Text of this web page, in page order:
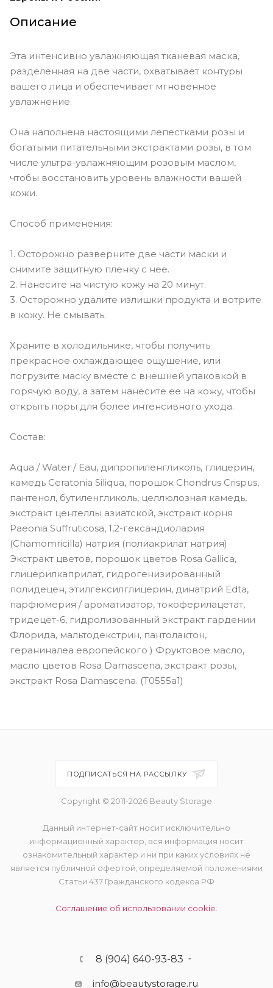
Описание
Эта интенсивно увлажняющая тканевая маска,
разделенная на две части, охватывает контуры
вашего лица и обеспечивает мгновенное
увлажнение.
Она наполнена настоящими лепестками розы и
богатыми питательными экстрактами розы, в том
числе ультра-увлажняющим розовым маслом,
чтобы восстановить уровень влажности вашей
кожи.
Способ применения:
1. Осторожно разверните две части маски и
снимите защитную пленку с нее.
2. Нанесите на чистую кожу на 20 минут.
3. Осторожно удалите излишки продукта и вотрите
в кожу. Не смывать.
Храните в холодильнике, чтобы получить
прекрасное охлаждающее ощущение, или
погрузите маску вместе с внешней упаковкой в ​​
горячую воду, а затем нанесите ее на кожу, чтобы
открыть поры для более интенсивного ухода.
Состав:
Aqua / Water / Eau, дипропиленгликоль, глицерин,
камедь Ceratonia Siliqua, порошок Chondrus Crispus,
пантенол, бутиленгликоль, целлюлозная камедь,
экстракт центеллы азиатской, экстракт корня
Paeonia Suffruticosa, 1,2-гександиолария
(Chamomricilla) натрия (полиакрилат натрия)
Экстракт цветов, порошок цветов Rosa Gallica,
глицерилкаприлат, гидрогенизированный
полидецен, этилгексилглицерин, динатрий Edta,
парфюмерия / ароматизатор, токоферилацетат,
тридецет-6, гидролизованный экстракт гардении
Флорида, мальтодекстрин, пантолактон,
гераниналеа европейского ) Фруктовое масло,
масло цветов Rosa Damascena, экстракт розы,
экстракт Rosa Damascena. (T0555a1)
ПОДПИСАТЬСЯ НА РАССЫЛКУ
Copyright © 2011-2026 Beauty Storage
Данный интернет-сайт носит исключительно
информационный характер, вся информация носит
ознакомительный характер и ни при каких условиях не
является публичной офертой, определяемой положениями
Статьи 437 Гражданского кодекса РФ
Соглашение об использовании cookie.
8 (904) 640-93-83
info@beautystorage.ru